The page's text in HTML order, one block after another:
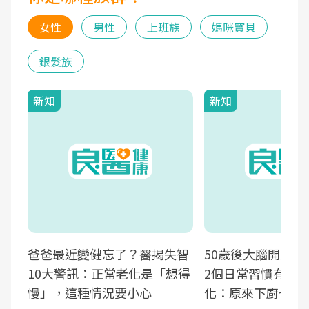
女性 男性 上班族 媽咪寶貝
銀髮族
新知
爸爸最近變健忘了？醫揭失智
10大警訊：正常老化是「想得
慢」，這種情況要小心
新知
50歲後大腦開始
2個日常習慣有助
化：原來下廚也可